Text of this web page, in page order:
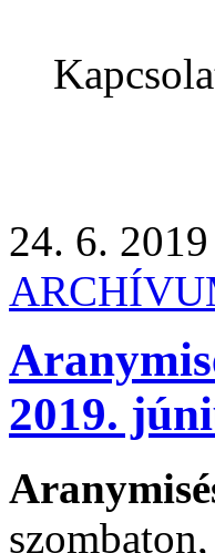
24. 6. 2019
2019.